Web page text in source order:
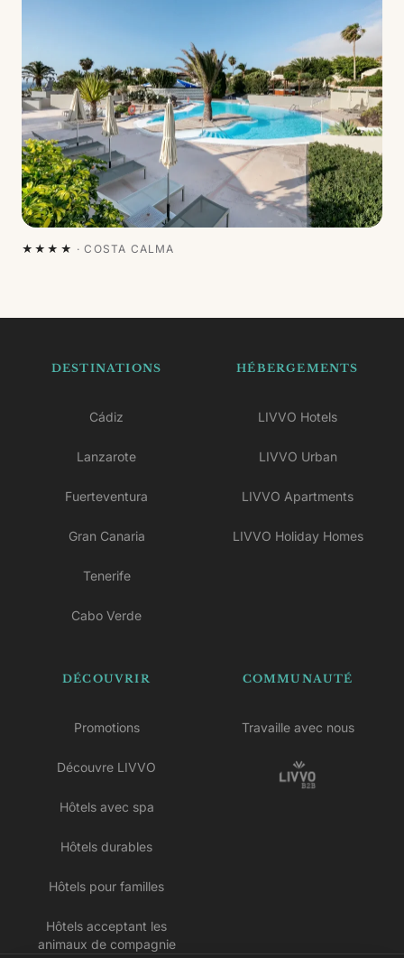
★★★★ ·COSTA CALMA
DESTINATIONS
Cádiz
Lanzarote
Fuerteventura
Gran Canaria
Tenerife
Cabo Verde
HÉBERGEMENTS
LIVVO Hotels
LIVVO Urban
LIVVO Apartments
LIVVO Holiday Homes
DÉCOUVRIR
Promotions
Découvre LIVVO
Hôtels avec spa
Hôtels durables
Hôtels pour familles
Hôtels acceptant les
animaux de compagnie
COMMUNAUTÉ
Travaille avec nous